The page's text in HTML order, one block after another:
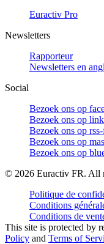
Euractiv Pro
Newsletters
Rapporteur
Newsletters en
Social
Bezoek ons op
Bezoek ons op
Bezoek ons op
Bezoek ons op
Bezoek ons op
© 2026 Euractiv FR. All
Politique de
Conditions
Conditions de
This site is protected by
Policy and Terms of